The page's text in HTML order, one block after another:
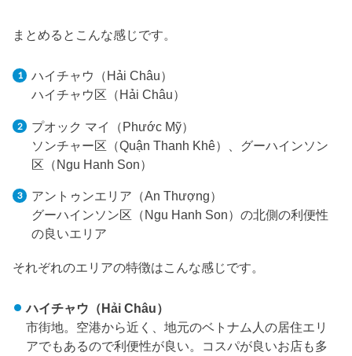
まとめるとこんな感じです。
ハイチャウ（Hải Châu）
ハイチャウ区（Hải Châu）
プオック マイ（Phước Mỹ）
ソンチャー区（Quận Thanh Khê）、グーハインソン
区（Ngu Hanh Son）
アントゥンエリア（An Thượng）
グーハインソン区（Ngu Hanh Son）の北側の利便性
の良いエリア
それぞれのエリアの特徴はこんな感じです。
ハイチャウ（Hải Châu）
市街地。空港から近く、地元のベトナム人の居住エリ
アでもあるので利便性が良い。コスパが良いお店も多